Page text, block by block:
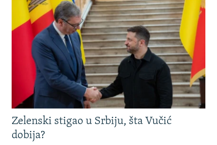
Zelenski stigao u Srbiju, šta Vučić
dobija?